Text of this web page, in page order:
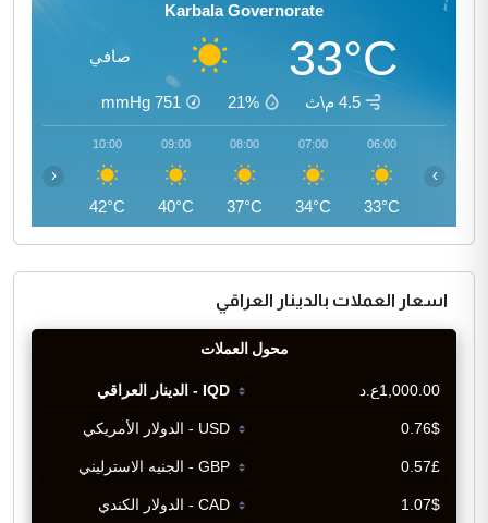
Karbala Governorate
33°C صافي
4.5 م\ث 21%
751
mmHg
06:00
33°C
07:00
34°C
08:00
37°C
09:00
40°C
10:00
42°C
‹ ›
اسعار العملات بالدينار العراقي